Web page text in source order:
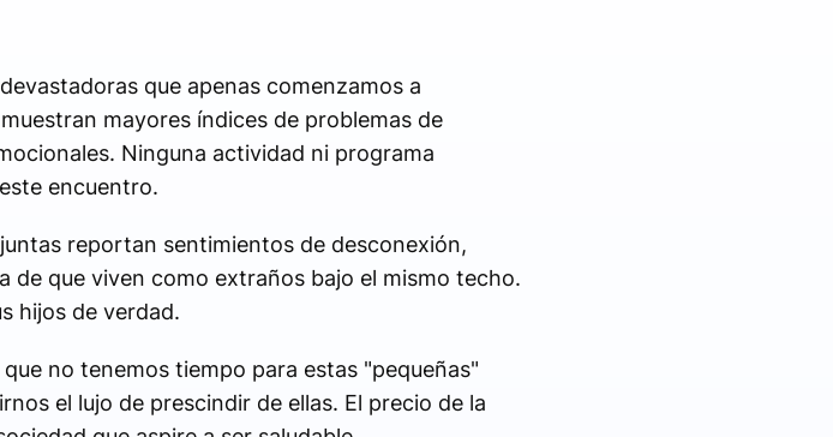
que apenas comenzamos a
mayores índices de problemas de
Ninguna actividad ni programa
encuentro.
reportan sentimientos de desconexión,
de que viven como extraños bajo el mismo techo.
hijos de verdad.
no tenemos tiempo para estas "pequeñas"
el lujo de prescindir de ellas. El precio de la